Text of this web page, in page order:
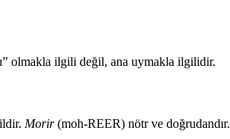
olmakla ilgili değil, ana uymakla ilgilidir.
Morir(moh-REER) nötr ve